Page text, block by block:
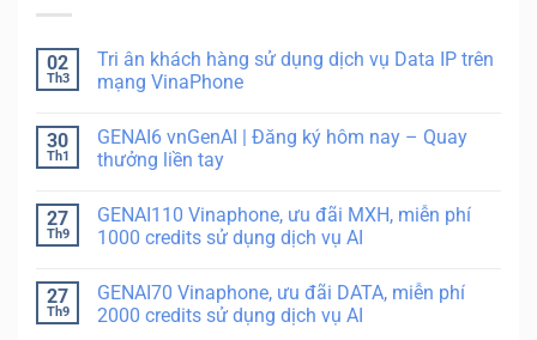
02
Th3
Tri ân khách hàng sử dụng dịch vụ Data IP trên
mạng VinaPhone
30
Th1
GENAI6 vnGenAI | Đăng ký hôm nay – Quay
thưởng liền tay
27
Th9
GENAI110 Vinaphone, ưu đãi MXH, miễn phí
1000 credits sử dụng dịch vụ AI
27
Th9
GENAI70 Vinaphone, ưu đãi DATA, miễn phí
2000 credits sử dụng dịch vụ AI